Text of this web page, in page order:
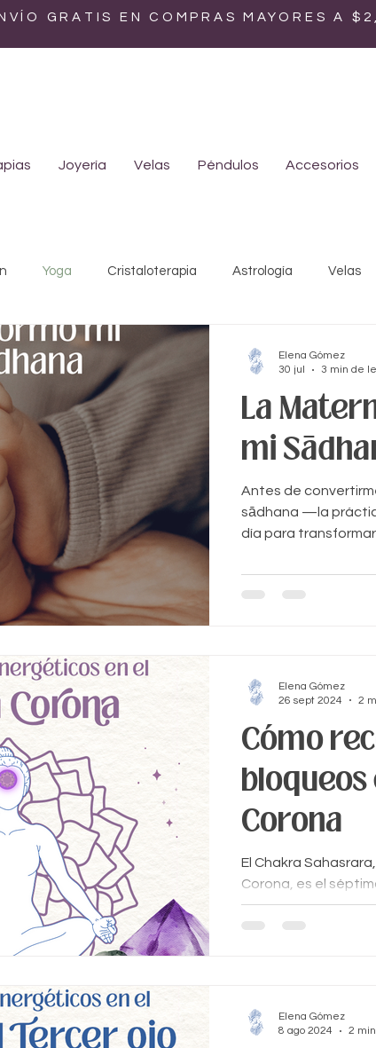
GRATIS EN COMPRAS MAYORES A
Joyería Velas Péndulos Accesorios
Yoga Cristaloterapia Astrología Velas
Mística Ayurveda
La
mi
Antes de
sādhana —la
día para
práctica de asanas,
Elena Gómez
30 jul
3 min de
Cómo
bloqueos
Corona
El Chakra
Corona, es el
cuerpo, ubicado en
Elena Gómez
26 sept 2024
2
Elena Gómez
8 ago 2024
2